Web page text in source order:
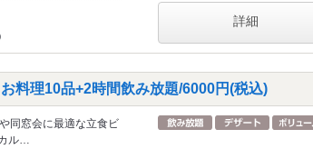
詳細
料理10品+2時間飲み放題/6000円(税込)
同窓会に最適な立食ビ
ル…